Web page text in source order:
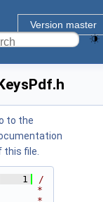
Version master
to the
this file.
    1
/
*